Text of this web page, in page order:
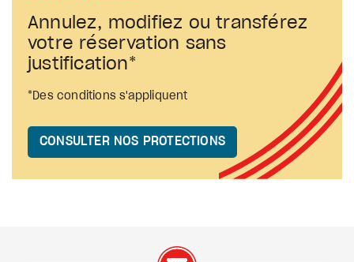
Annulez, modifiez ou transférez
votre réservation sans
justification*
*Des conditions s'appliquent
CONSULTER NOS PROTECTIONS